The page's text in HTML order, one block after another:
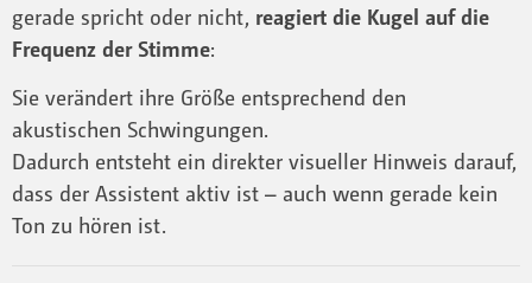
gerade spricht oder nicht, reagiert die Kugel auf die
Frequenz der Stimme:
Sie verändert ihre Größe entsprechend den
akustischen Schwingungen.
Dadurch entsteht ein direkter visueller Hinweis darauf,
dass der Assistent aktiv ist – auch wenn gerade kein
Ton zu hören ist.